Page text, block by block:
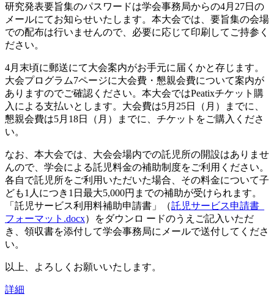
研究発表要旨集のパスワードは学会事務局からの4月27日の
メールにてお知らせいたします。本大会では、要旨集の会場
での配布は行いませんので、必要に応じて印刷してご持参く
ださい。
4月末頃に郵送にて大会案内がお手元に届くかと存じます。
大会プログラム7ページに大会費・懇親会費について案内が
ありますのでご確認ください。本大会ではPeatixチケット購
入による支払いとします。大会費は5月25日（月）までに、
懇親会費は5月18日（月）までに、チケットをご購入くださ
い。
なお、本大会では、大会会場内での託児所の開設はありませ
んので、学会による託児料金の補助制度をご利用ください。
各自で託児所をご利用いただいた場合、その料金について子
ども1人につき1日最大5,000円までの補助が受けられます。
「託児サービス利用料補助申請書」（託児サービス申請書_
フォーマット.docx）をダウンロ ードのうえご記入いただ
き、領収書を添付して学会事務局にメールで送付してくださ
い。
以上、よろしくお願いいたします。
詳細